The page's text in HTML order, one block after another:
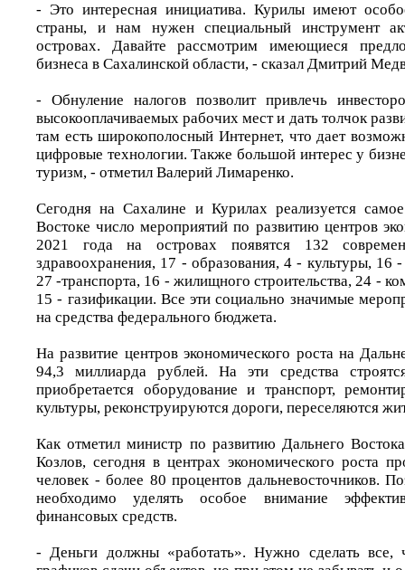
- Это интересная инициатива. Курилы имеют
страны, и нам нужен специальный инструмент
островах. Давайте рассмотрим имеющиеся
бизнеса в Сахалинской области, - сказал Дмитрий
- Обнуление налогов позволит привлечь
высокооплачиваемых рабочих мест и дать толчок
там есть широкополосный Интернет, что дает
цифровые технологии. Также большой интерес у
туризм, - отметил Валерий Лимаренко.
Сегодня на Сахалине и Курилах реализуется
Востоке число мероприятий по развитию центров
2021 года на островах появятся 132
здравоохранения, 17 - образования, 4 - культуры, 16
27 -транспорта, 16 - жилищного строительства, 24 -
15 - газификации. Все эти социально значимые
на средства федерального бюджета.
На развитие центров экономического роста на
94,3 миллиарда рублей. На эти средства
приобретается оборудование и транспорт,
культуры, реконструируются дороги, переселяются
Как отметил министр по развитию Дальнего
Козлов, сегодня в центрах экономического роста
человек - более 80 процентов дальневосточников.
необходимо уделять особое внимание
финансовых средств.
- Деньги должны «работать». Нужно сделать все,